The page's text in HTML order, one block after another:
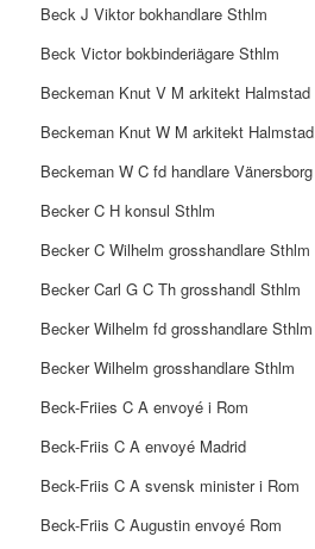
Beck J Viktor bokhandlare Sthlm
Beck Victor bokbinderiägare Sthlm
Beckeman Knut V M arkitekt Halmstad
Beckeman Knut W M arkitekt Halmstad
Beckeman W C fd handlare Vänersborg
Becker C H konsul Sthlm
Becker C Wilhelm grosshandlare Sthlm
Becker Carl G C Th grosshandl Sthlm
Becker Wilhelm fd grosshandlare Sthlm
Becker Wilhelm grosshandlare Sthlm
Beck-Friies C A envoyé i Rom
Beck-Friis C A envoyé Madrid
Beck-Friis C A svensk minister i Rom
Beck-Friis C Augustin envoyé Rom